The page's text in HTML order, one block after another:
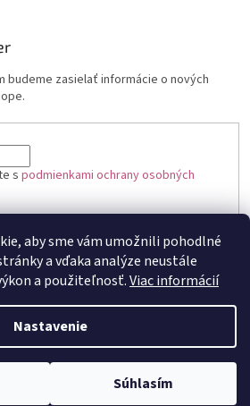
aby sme vám umožnili pohodlné
a vďaka analýze neustále
a použiteľnosť.Viac informácií
Nastavenie
Súhlasím
budeme zasielať informácie o nových
s podmienkami ochrany osobných
. Všetky práva vyhradené.Upraviť